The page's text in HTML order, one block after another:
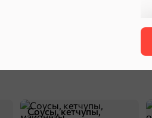
Соусы, кетчупы,